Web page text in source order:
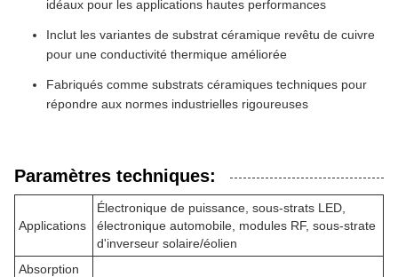
idéaux pour les applications hautes performances
Inclut les variantes de substrat céramique revêtu de cuivre
pour une conductivité thermique améliorée
Fabriqués comme substrats céramiques techniques pour
répondre aux normes industrielles rigoureuses
Paramètres techniques:
Applications
Électronique de puissance, sous-strats LED,
électronique automobile, modules RF, sous-strate
d'inverseur solaire/éolien
Absorption